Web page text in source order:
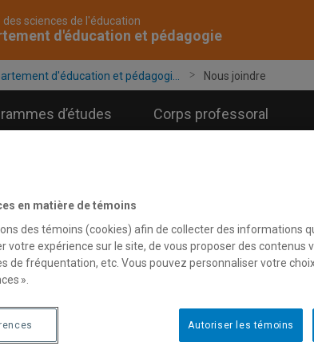
des sciences de l'éducation
d'éducation et pédagogie
d'éducation et pédagogi... Nous joindre
d’études Corps professoral
en matière de témoins
des témoins (cookies) afin de collecter des informations
votre expérience sur le site, de vous proposer des contenus
de fréquentation, etc. Vous pouvez personnaliser votre
».
Autoriser les témoins